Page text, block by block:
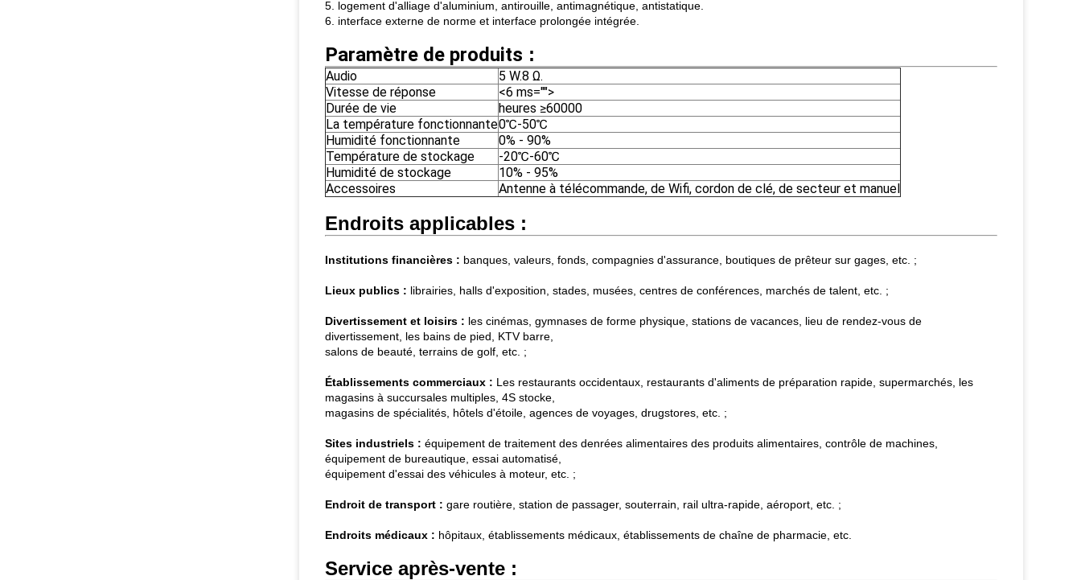
5. logement d'alliage d'aluminium, antirouille, antimagnétique, antistatique.
6. interface externe de norme et interface prolongée intégrée.
Paramètre de produits :
Audio
5 W.8 Ω.
Vitesse de réponse
<6 ms="">
Durée de vie
heures ≥60000
La température fonctionnante0℃-50℃
Humidité fonctionnante
0% - 90%
Température de stockage
-20℃-60℃
Humidité de stockage
10% - 95%
Accessoires
Antenne à télécommande, de Wifi, cordon de clé, de secteur et manuel
Endroits applicables :
Institutions financières : banques, valeurs, fonds, compagnies d'assurance, boutiques de prêteur sur gages, etc. ;
Lieux publics : librairies, halls d'exposition, stades, musées, centres de conférences, marchés de talent, etc. ;
Divertissement et loisirs : les cinémas, gymnases de forme physique, stations de vacances, lieu de rendez-vous de
divertissement, les bains de pied, KTV barre,
salons de beauté, terrains de golf, etc. ;
Établissements commerciaux : Les restaurants occidentaux, restaurants d'aliments de préparation rapide, supermarchés, les
magasins à succursales multiples, 4S stocke,
magasins de spécialités, hôtels d'étoile, agences de voyages, drugstores, etc. ;
Sites industriels : équipement de traitement des denrées alimentaires des produits alimentaires, contrôle de machines,
équipement de bureautique, essai automatisé,
équipement d'essai des véhicules à moteur, etc. ;
Endroit de transport : gare routière, station de passager, souterrain, rail ultra-rapide, aéroport, etc. ;
Endroits médicaux : hôpitaux, établissements médicaux, établissements de chaîne de pharmacie, etc.
Service après-vente :